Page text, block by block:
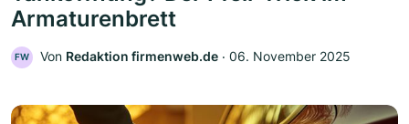
Armaturenbrett
FW Von Redaktion firmenweb.de ‧ 06. November 2025